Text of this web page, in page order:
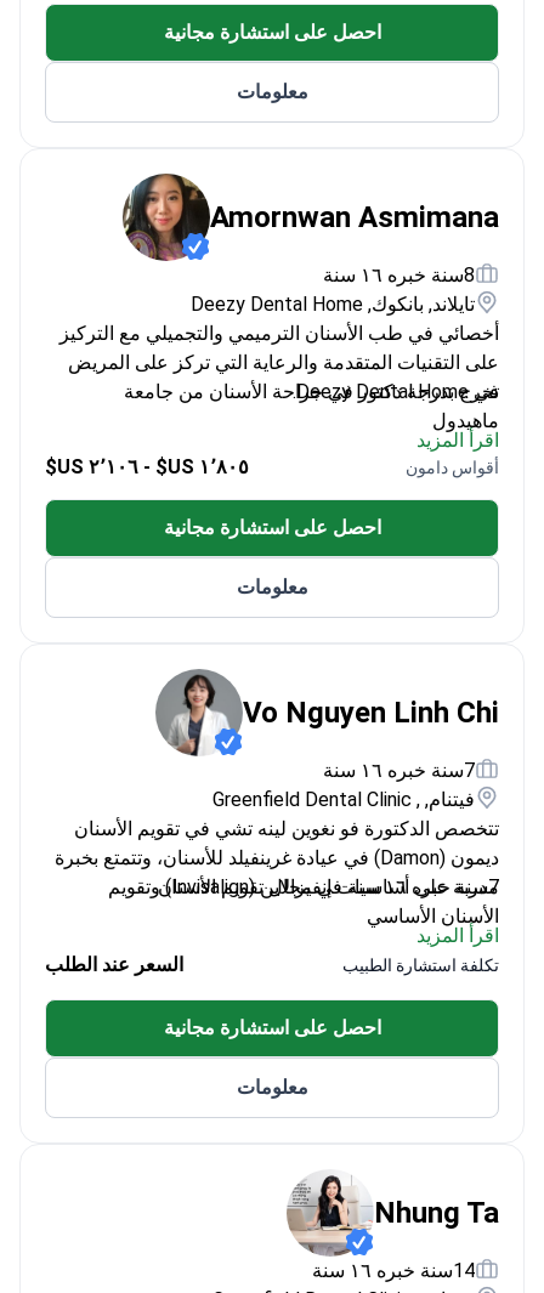
متطورة
احصل على استشارة مجانية
معلومات
Amornwan Asmimana
8سنة خبره ١٦ سنة
تايلاند, بانكوك, Deezy Dental Home
أخصائي في طب الأسنان الترميمي والتجميلي مع التركيز
على التقنيات المتقدمة والرعاية التي تركز على المريض
في Deezy Dental Home.
تخرج بدرجة دكتور في جراحة الأسنان من جامعة
ماهيدول
حاصل على دبلوم الدراسات العليا في العلوم الطبية
السريرية من جامعة تشيانغ ماي
خبير في التيجان والجسور وزراعة الأسنان
اقرأ المزيد
أقواس دامون ١٬٨٠٥ US$ - ٢٬١٠٦ US$
احصل على استشارة مجانية
معلومات
Vo Nguyen Linh Chi
7سنة خبره ١٦ سنة
فيتنام, , Greenfield Dental Clinic
تتخصص الدكتورة فو نغوين لينه تشي في تقويم الأسنان
ديمون (Damon) في عيادة غرينفيلد للأسنان، وتتمتع بخبرة
7سنة خبره ١٦ سنة في مجال تقويم الأسنان.
مدربة على أساسيات إنفيزالاين (Invisalign) وتقويم
الأسنان الأساسي
ماهرة في تقنيات ترميم الأسنان طفيفة التوغل
تخرجت من برنامج طب الأسنان بجامعة هانوي الطبية
اقرأ المزيد
تكلفة استشارة الطبيب السعر عند الطلب
احصل على استشارة مجانية
معلومات
Nhung Ta
14سنة خبره ١٦ سنة